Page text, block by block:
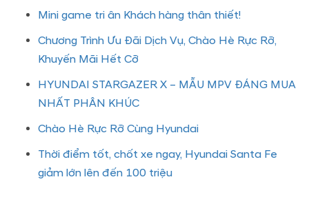
Mini game tri ân Khách hàng thân thiết!
Chương Trình Ưu Đãi Dịch Vụ, Chào Hè Rực Rỡ,
Khuyến Mãi Hết Cỡ
HYUNDAI STARGAZER X – MẪU MPV ĐÁNG MUA
NHẤT PHÂN KHÚC
Chào Hè Rực Rỡ Cùng Hyundai
Thời điểm tốt, chốt xe ngay, Hyundai Santa Fe
giảm lớn lên đến 100 triệu